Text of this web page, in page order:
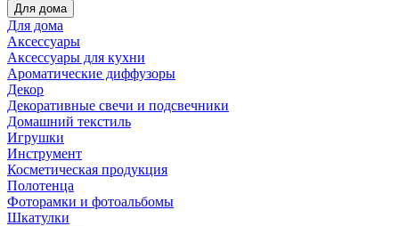
Для дома
Для дома
Аксессуары
Аксессуары для кухни
Ароматические диффузоры
Декор
Декоративные свечи и подсвечники
Домашний текстиль
Игрушки
Инструмент
Косметическая продукция
Полотенца
Фоторамки и фотоальбомы
Шкатулки